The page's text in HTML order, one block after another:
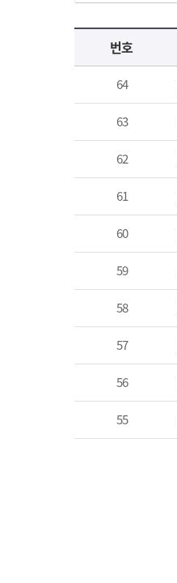
강의자료 목록 으로 번호, 제목, 작성자, 조회수, 등록 일, 첨부파일로 나열 되고 있습니다.
번호
64
63
62
61
60
59
58
57
56
55